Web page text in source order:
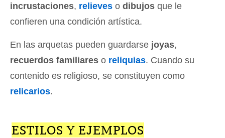
incrustaciones, relieves o dibujos que le
confieren una condición artística.
En las arquetas pueden guardarse joyas,
recuerdos familiares o reliquias. Cuando su
contenido es religioso, se constituyen como
relicarios.
ESTILOS Y EJEMPLOS